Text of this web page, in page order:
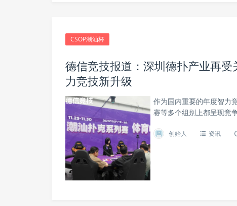
CSOP潮汕杯
德信竞技报道：深圳德扑产业再
力竞技新升级
作为国内重要的年度智力
赛等多个组别上都呈现竞
创始人 资讯